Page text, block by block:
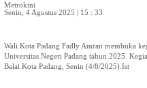
Metrokini
Senin, 4 Agustus 2025 | 15 : 33
Wali Kota Padang Fadly Amran membuka
Universitas Negeri Padang tahun 2025.
Balai Kota Padang, Senin (4/8/2025).Ist